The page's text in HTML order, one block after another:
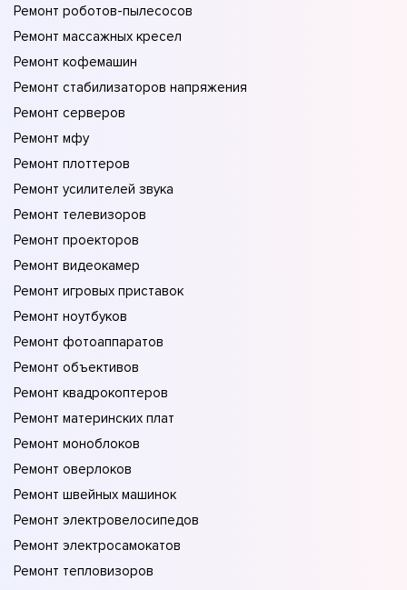
Ремонт роботов-пылесосов
Ремонт массажных кресел
Ремонт кофемашин
Ремонт стабилизаторов напряжения
Ремонт серверов
Ремонт мфу
Ремонт плоттеров
Ремонт усилителей звука
Ремонт телевизоров
Ремонт проекторов
Ремонт видеокамер
Ремонт игровых приставок
Ремонт ноутбуков
Ремонт фотоаппаратов
Ремонт объективов
Ремонт квадрокоптеров
Ремонт материнских плат
Ремонт моноблоков
Ремонт оверлоков
Ремонт швейных машинок
Ремонт электровелосипедов
Ремонт электросамокатов
Ремонт тепловизоров